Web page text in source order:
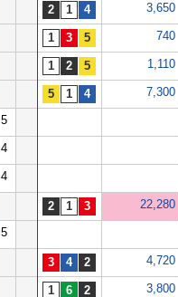
3,650
740
1,110
7,300
5
4
4
22,280
5
4,720
3,800